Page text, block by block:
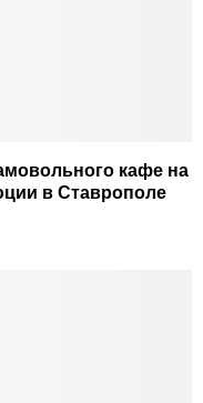
кафе на
в Ставрополе